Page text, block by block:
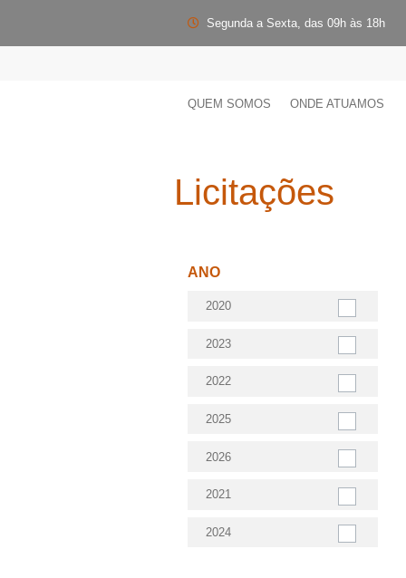
Segunda a Sexta, das 09h às 18h
QUEM SOMOS ONDE ATUAMOS
Licitações
ANO
2020
2023
2022
2025
2026
2021
2024